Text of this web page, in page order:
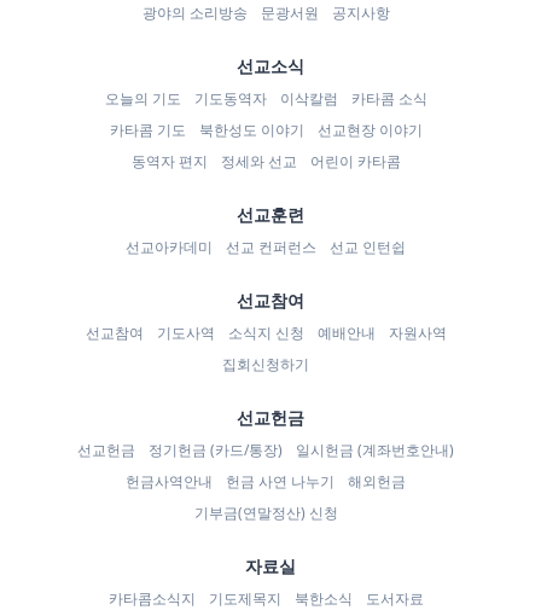
광야의 소리방송
문광서원 공지사항
선교소식
오늘의 기도 기도동역자 이삭칼럼
카타콤 소식
카타콤 기도
북한성도 이야기
선교현장 이야기
동역자 편지
정세와 선교 어린이 카타콤
선교훈련
선교아카데미 선교 컨퍼런스 선교 인턴쉽
선교참여
선교참여 기도사역 소식지 신청 예배안내
자원사역
집회신청하기
선교헌금
선교헌금 정기헌금 (카드/통장)
일시헌금 (계좌번호안내)
헌금사역안내
헌금 사연 나누기
해외헌금
기부금(연말정산) 신청
자료실
카타콤소식지 기도제목지 북한소식
도서자료